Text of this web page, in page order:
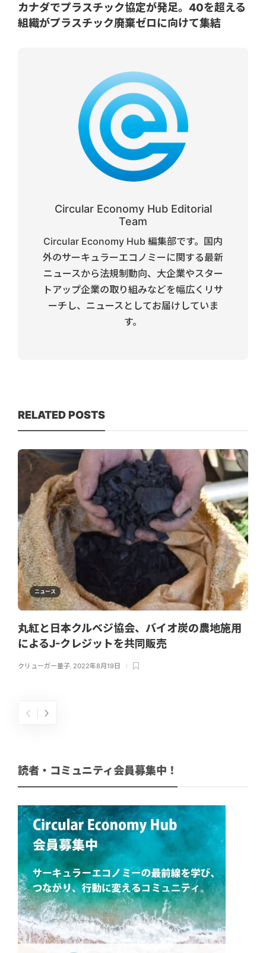
カナダでプラスチック協定が発足。40を超える
組織がプラスチック廃棄ゼロに向けて集結
Circular Economy Hub Editorial
Team
Circular Economy Hub 編集部です。国内
外のサーキュラーエコノミーに関する最新
ニュースから法規制動向、大企業やスター
トアップ企業の取り組みなどを幅広くリサ
ーチし、ニュースとしてお届けしていま
す。
RELATED POSTS
ニュース
丸紅と日本クルベジ協会、バイオ炭の農地施用
によるJ-クレジットを共同販売
クリューガー量子, 2022年8月19日
読者・コミュニティ会員募集中！